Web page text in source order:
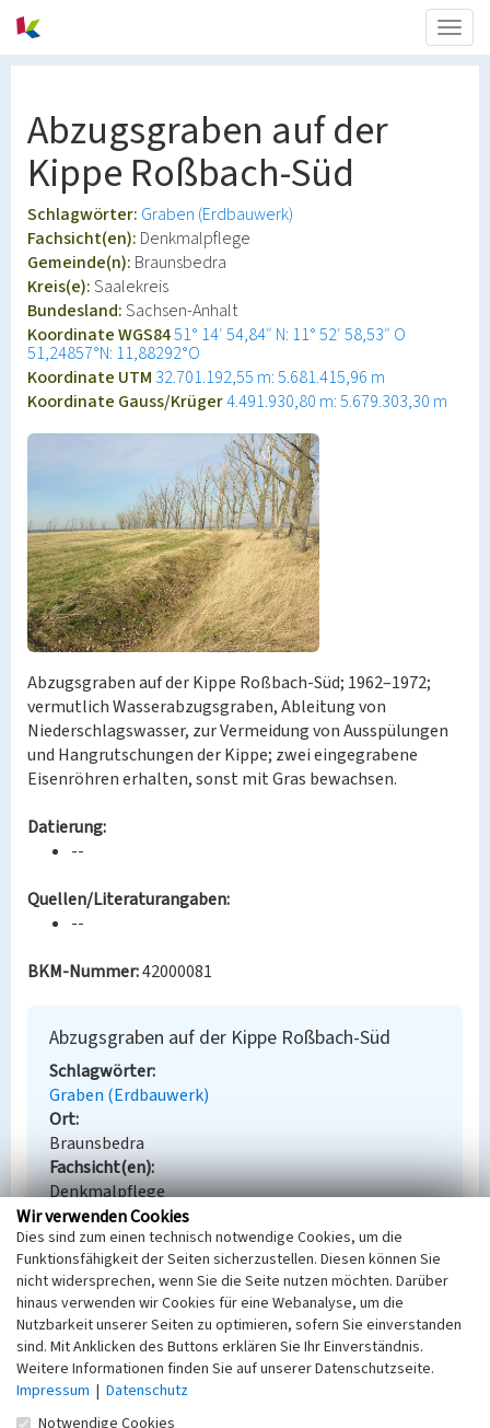
Abzugsgraben auf der
Kippe Roßbach-Süd
Schlagwörter: Graben (Erdbauwerk)
Fachsicht(en): Denkmalpflege
Gemeinde(n): Braunsbedra
Kreis(e):Saalekreis
Bundesland:Sachsen-Anhalt
Koordinate WGS8451° 14′ 54,84″ N: 11° 52′ 58,53″ O
51,24857°N: 11,88292°O
Koordinate UTM 32.701.192,55 m: 5.681.415,96 m
Koordinate Gauss/Krüger4.491.930,80 m: 5.679.303,30 m
Abzugsgraben auf der Kippe Roßbach-Süd; 1962–1972;
vermutlich Wasserabzugsgraben, Ableitung von
Niederschlagswasser, zur Vermeidung von Ausspülungen
und Hangrutschungen der Kippe; zwei eingegrabene
Eisenröhren erhalten, sonst mit Gras bewachsen.
Datierung:
--
Quellen/Literaturangaben:
--
BKM-Nummer:42000081
Abzugsgraben auf der Kippe Roßbach-Süd
Schlagwörter
Graben (Erdbauwerk)
Ort
Braunsbedra
Fachsicht(en)
Denkmalpflege
Erfassungsmaßstab
Keine Angabe
Erfassungsmethode
Übernahme aus externer Fachdatenbank
Empfohlene Zitierweise
Urheberrechtlicher Hinweis
Wir verwenden Cookies
Dies sind zum einen technisch notwendige Cookies, um die
Funktionsfähigkeit der Seiten sicherzustellen. Diesen können Sie
nicht widersprechen, wenn Sie die Seite nutzen möchten. Darüber
hinaus verwenden wir Cookies für eine Webanalyse, um die
Nutzbarkeit unserer Seiten zu optimieren, sofern Sie einverstanden
sind. Mit Anklicken des Buttons erklären Sie Ihr Einverständnis.
Weitere Informationen finden Sie auf unserer Datenschutzseite.
Impressum | Datenschutz
Notwendige Cookies